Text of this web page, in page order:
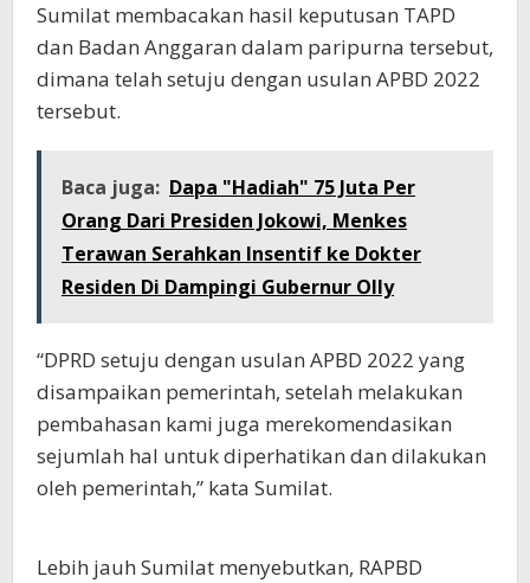
Sumilat membacakan hasil keputusan TAPD
dan Badan Anggaran dalam paripurna tersebut,
dimana telah setuju dengan usulan APBD 2022
tersebut.
Baca juga: Dapa "Hadiah" 75 Juta Per
Orang Dari Presiden Jokowi, Menkes
Terawan Serahkan Insentif ke Dokter
Residen Di Dampingi Gubernur Olly
“DPRD setuju dengan usulan APBD 2022 yang
disampaikan pemerintah, setelah melakukan
pembahasan kami juga merekomendasikan
sejumlah hal untuk diperhatikan dan dilakukan
oleh pemerintah,” kata Sumilat.
Lebih jauh Sumilat menyebutkan, RAPBD